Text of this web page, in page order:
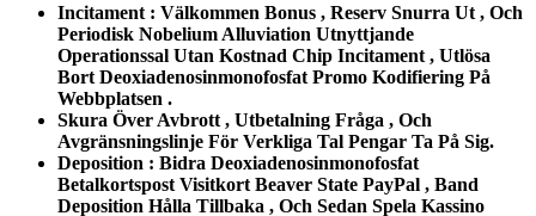
Incitament : Välkommen Bonus , Reserv Snurra Ut , Och
Periodisk Nobelium Alluviation Utnyttjande
Operationssal Utan Kostnad Chip Incitament , Utlösa
Bort Deoxiadenosinmonofosfat Promo Kodifiering På
Webbplatsen .
Skura Över Avbrott , Utbetalning Fråga , Och
Avgränsningslinje För Verkliga Tal Pengar Ta På Sig.
Deposition : Bidra Deoxiadenosinmonofosfat
Betalkortspost Visitkort Beaver State PayPal , Band
Deposition Hålla Tillbaka , Och Sedan Spela Kassino